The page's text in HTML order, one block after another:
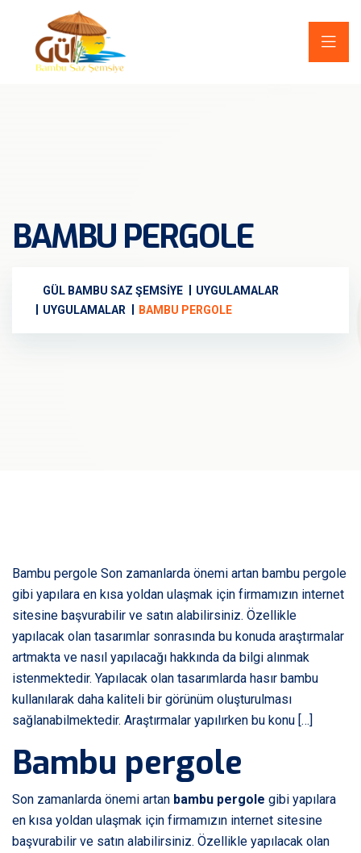
BAMBU PERGOLE
GÜL BAMBU SAZ ŞEMSIYE
UYGULAMALAR
UYGULAMALAR
BAMBU PERGOLE
Bambu pergole Son zamanlarda önemi artan bambu pergole
gibi yapılara en kısa yoldan ulaşmak için firmamızın internet
sitesine başvurabilir ve satın alabilirsiniz. Özellikle
yapılacak olan tasarımlar sonrasında bu konuda araştırmalar
artmakta ve nasıl yapılacağı hakkında da bilgi alınmak
istenmektedir. Yapılacak olan tasarımlarda hasır bambu
kullanılarak daha kaliteli bir görünüm oluşturulması
sağlanabilmektedir. Araştırmalar yapılırken bu konu […]
Bambu pergole
Son zamanlarda önemi artan bambu pergole gibi yapılara
en kısa yoldan ulaşmak için firmamızın internet sitesine
başvurabilir ve satın alabilirsiniz. Özellikle yapılacak olan